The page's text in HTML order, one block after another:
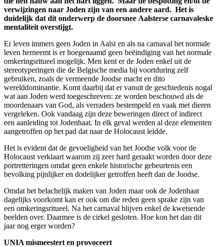
verwijzingen naar Joden zijn van een andere aard. Het is
duidelijk dat dit onderwerp de doorsnee Aalsterse carnavaleske
mentaliteit overstijgt.
Er leven immers geen Joden in Aalst en als na carnaval het normale
leven herneemt is er hoegenaamd geen beëindiging van het normale
omkeringsritueel mogelijk. Men kent er de Joden enkel uit de
stereotyperingen die de Belgische media bij voortduring zelf
gebruiken, zoals de vermeende Joodse macht en dito
werelddominantie. Komt daarbij dat er vanuit de geschiedenis nogal
wat aan Joden werd toegeschreven: ze worden beschouwd als de
moordenaars van God, als verraders bestempeld en vaak met dieren
vergeleken. Ook vandaag zijn deze beweringen direct of indirect
een aanleiding tot Jodenhaat. In elk geval werden al deze elementen
aangetroffen op het pad dat naar de Holocaust leidde.
Het is evident dat de gevoeligheid van het Joodse volk voor de
Holocaust verklaart waarom zij zeer hard geraakt worden door deze
portretteringen omdat geen enkele historische gebeurtenis een
bevolking pijnlijker en dodelijker getroffen heeft dan de Joodse.
Omdat het belachelijk maken van Joden maar ook de Jodenhaat
dagelijks voorkomt kan er ook om die reden geen sprake zijn van
een omkeringsritueel. Na het carnaval blijven enkel de kwetsende
beelden over. Daarmee is de cirkel gesloten. Hoe kon het dan dit
jaar nog erger worden?
UNIA mismeestert en provoceert